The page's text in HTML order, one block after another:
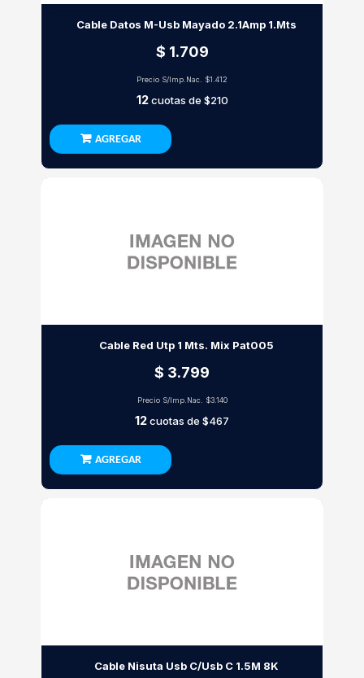
Cable Datos M-Usb Mayado 2.1Amp 1.Mts
$ 1.709
Precio S/Imp.Nac. $1.412
12cuotas de $210
AGREGAR
Cable Red Utp 1 Mts. Mix Pat005
$ 3.799
Precio S/Imp.Nac. $3.140
12cuotas de $467
AGREGAR
Cable Nisuta Usb C/Usb C 1.5M 8K